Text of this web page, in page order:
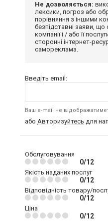
Не дозволяється:
лексики, погроз або
порівняння з іншими
безпідставні заяви,
компанії і / або її
сторонні інтернет-
самореклама.
Введіть email:
Ваш e-mail не
або Авторизуйтесь для
Обслуговування
0/12
Якість наданих послуг
0/12
Відповідність товару/
0/12
Ціна
0/12